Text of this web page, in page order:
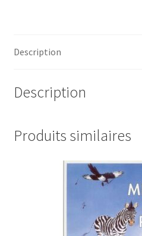
Description
Description
Produits similaires